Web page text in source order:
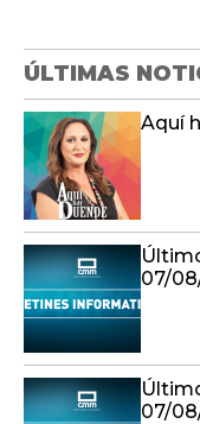
ÚLTIMAS
Aquí
07/
07/